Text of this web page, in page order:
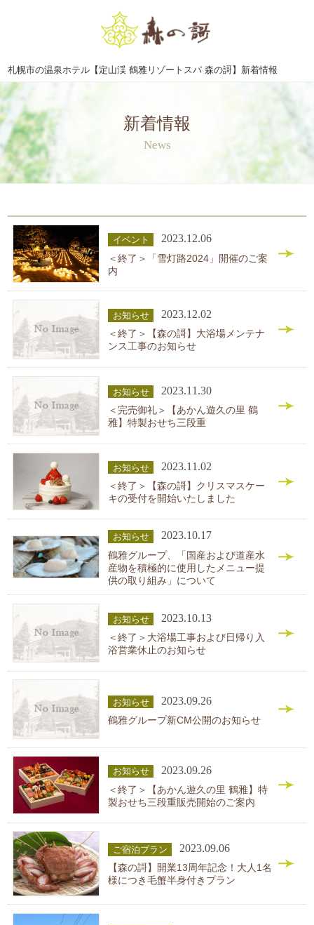
札幌市の温泉ホテル【定山渓 鶴雅リゾートスパ 森の謌】新着情報
新着情報
News
イベント 2023.12.06
＜終了＞「雪灯路2024」開催のご案
内
お知らせ 2023.12.02
＜終了＞【森の謌】大浴場メンテナ
ンス工事のお知らせ
お知らせ 2023.11.30
＜完売御礼＞【あかん遊久の里 鶴
雅】特製おせち三段重
お知らせ 2023.11.02
＜終了＞【森の謌】クリスマスケー
キの受付を開始いたしました
お知らせ 2023.10.17
鶴雅グループ、「国産および道産水
産物を積極的に使用したメニュー提
供の取り組み」について
お知らせ 2023.10.13
＜終了＞大浴場工事および日帰り入
浴営業休止のお知らせ
お知らせ 2023.09.26
鶴雅グループ新CM公開のお知らせ
お知らせ 2023.09.26
＜終了＞【あかん遊久の里 鶴雅】特
製おせち三段重販売開始のご案内
ご宿泊プラン 2023.09.06
【森の謌】開業13周年記念！大人1名
様につき毛蟹半身付きプラン